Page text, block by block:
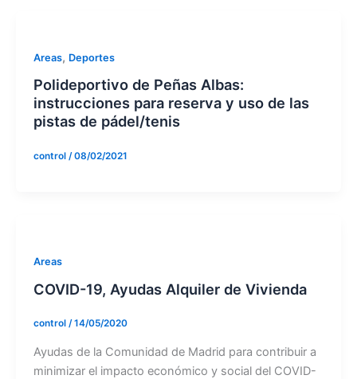
Areas, Deportes
Polideportivo de Peñas Albas:
instrucciones para reserva y uso de las
pistas de pádel/tenis
control /08/02/2021
Areas
COVID-19, Ayudas Alquiler de Vivienda
control /14/05/2020
Ayudas de la Comunidad de Madrid para contribuir a
minimizar el impacto económico y social del COVID-